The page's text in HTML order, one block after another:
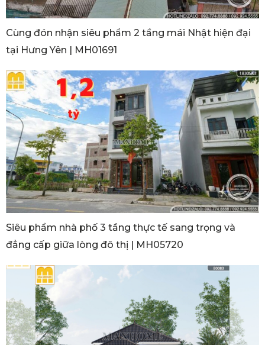
Cùng đón nhận siêu phẩm 2 tầng mái Nhật hiện đại
tại Hưng Yên | MH01691
Siêu phẩm nhà phố 3 tầng thực tế sang trọng và
đẳng cấp giữa lòng đô thị | MH05720